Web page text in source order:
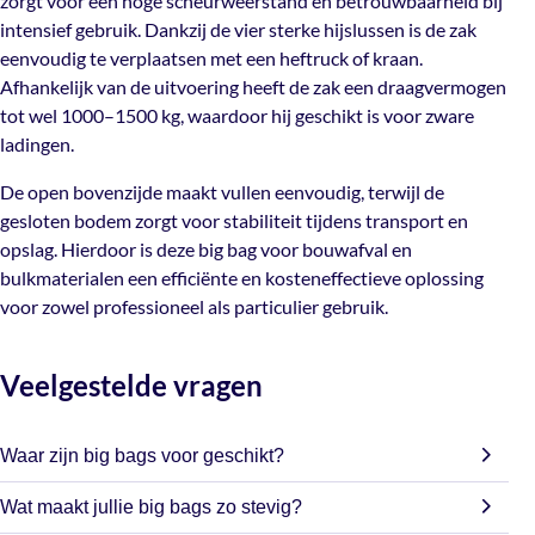
waardoor hij geschikt is voor zware ladingen.
De open bovenzijde maakt vullen eenvoudig, terwijl de
gesloten bodem zorgt voor stabiliteit tijdens transport
en opslag. Hierdoor is deze big bag voor bouwafval en
bulkmaterialen een efficiënte en kosteneffectieve
gebruik.
intensief gebruik. Dankzij de vier sterke hijslussen is de zak
eenvoudig te verplaatsen met een heftruck of kraan.
Afhankelijk van de uitvoering heeft de zak een draagvermogen
tot wel 1000–1500 kg, waardoor hij geschikt is voor zware
ladingen.
De open bovenzijde maakt vullen eenvoudig, terwijl de
gesloten bodem zorgt voor stabiliteit tijdens transport en
opslag. Hierdoor is deze big bag voor bouwafval en
bulkmaterialen een efficiënte en kosteneffectieve oplossing
voor zowel professioneel als particulier gebruik.
Veelgestelde vragen
Waar zijn big bags voor geschikt?
Big bags zijn ideaal voor het opslaan en vervoeren van grote
hoeveelheden bulkgoederen. Denk aan haardhout, groente,
Wat maakt jullie big bags zo stevig?